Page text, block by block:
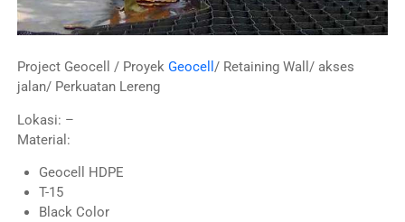
Project Geocell / Proyek Geocell / Retaining Wall/ akses
jalan/ Perkuatan Lereng
Lokasi: –
Material:
Geocell HDPE
T-15
Black Color